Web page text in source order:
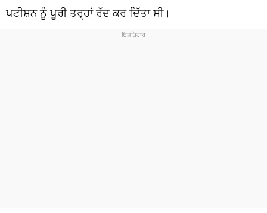
ਧਰਮ
ਪਟੀਸ਼ਨ ਨੂੰ ਪੂਰੀ ਤਰ੍ਹਾਂ ਰੱਦ ਕਰ ਦਿੱਤਾ ਸੀ।